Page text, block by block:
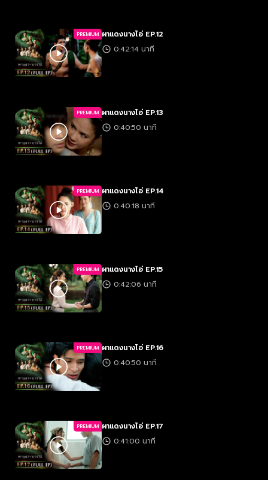
PREMIUM ผาแดงนางไอ่ EP.12
0:42:14 นาที
PREMIUM ผาแดงนางไอ่ EP.13
0:40:50 นาที
PREMIUM ผาแดงนางไอ่ EP.14
0:40:18 นาที
PREMIUM ผาแดงนางไอ่ EP.15
0:42:06 นาที
PREMIUM ผาแดงนางไอ่ EP.16
0:40:50 นาที
PREMIUM ผาแดงนางไอ่ EP.17
0:41:00 นาที